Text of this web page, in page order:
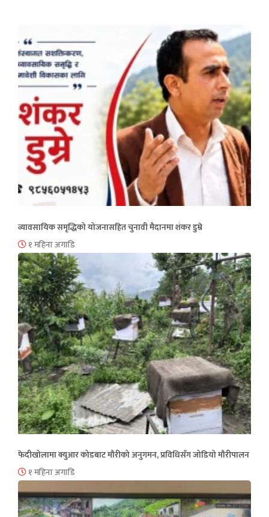
व्यावसायिक समृद्धिको योजनासहित चुनावी मैदानमा शंकर डुम्रे
१ महिना अगाडि
फेदीखोलामा क्युआर कोडबाट मौरीको अनुगमन, प्रविधिसँग जोडियो मौरीपालन
१ महिना अगाडि